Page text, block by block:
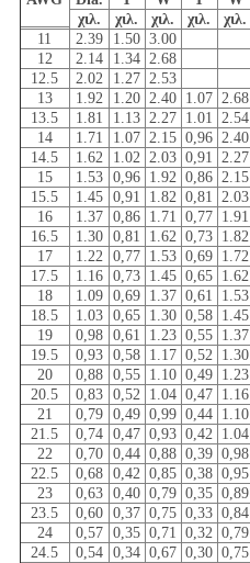
χιλ.
χιλ. χιλ. χιλ. χιλ.
11
2.39 1.50 3.00
12
2.14 1.34 2.68
12.5
2.02 1.27 2.53
13
1.92 1.20 2.40 1.07 2.68
13.5
1.81 1.13 2.27 1.01
2.54
14
1.71 1.07 2.15 0,96 2.40
14.5
1.62 1.02 2.03 0,91 2.27
15
1.53 0,96 1.92 0,86 2.15
15.5
1.45 0,91 1.82 0,81 2.03
16
1.37 0,86 1.71 0,77 1.91
16.5
1.30 0,81 1.62 0,73 1.82
17
1.22 0,77 1.53 0,69 1.72
17.5
1.16 0,73 1.45 0,65 1.62
18
1.09 0,69 1.37 0,61 1.53
18.5
1.03 0,65 1.30 0,58 1.45
19
0,98 0,61 1.23 0,55 1.37
19.5
0,93 0,58 1.17 0,52 1.30
20
0,88 0,55 1.10 0,49 1.23
20.5
0,83 0,52 1.04 0,47 1.16
21
0,79 0,49 0,99 0,44 1.10
21.5
0,74 0,47 0,93 0,42 1.04
22
0,70 0,44 0,88 0,39 0,98
22.5
0,68 0,42 0,85 0,38 0,95
23
0,63 0,40 0,79 0,35 0,89
23.5
0,60 0,37 0,75 0,33 0,84
24
0,57 0,35 0,71 0,32 0,79
24.5
0,54 0,34 0,67 0,30 0,75